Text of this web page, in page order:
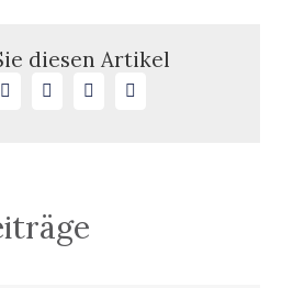
unmittelbare
Anwendung
europarechtlicher
diesen Artikel
LinkedInWhatsApp